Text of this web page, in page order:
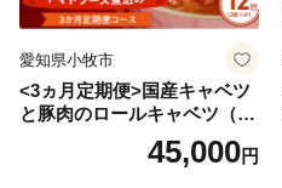
愛知県小牧市
<3ヵ月定期便>国産キャベツ
と豚肉のロールキャベツ（6P
45,000円